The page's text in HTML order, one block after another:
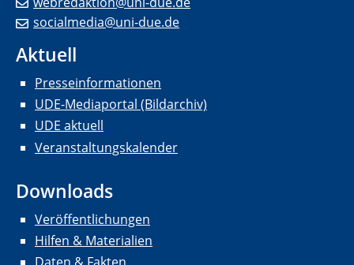
socialmedia@uni-due.de
Aktuell
Presseinformationen
UDE-Mediaportal (Bildarchiv)
UDE aktuell
Veranstaltungskalender
Downloads
Veröffentlichungen
Hilfen & Materialien